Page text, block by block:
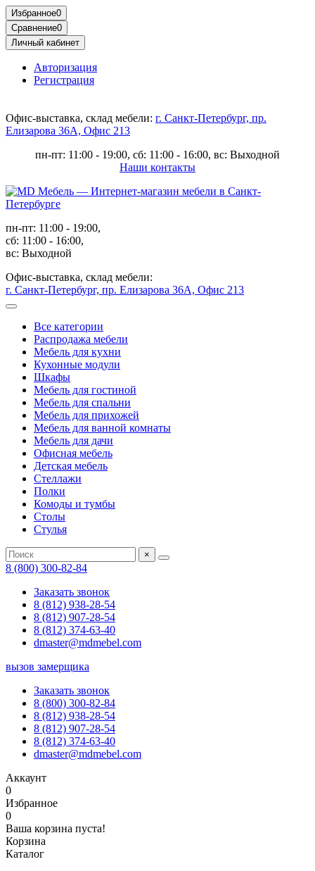
Избранное0
Сравнение0
Личный кабинет
Авторизация
Регистрация
Офис-выставка, склад мебели: г. Санкт-Петербург, пр.
Елизарова 36А, Офис 213
пн-пт: 11:00 - 19:00, сб: 11:00 - 16:00, вс: Выходной
Наши контакты
пн-пт: 11:00 - 19:00,
сб: 11:00 - 16:00,
вс: Выходной
Офис-выставка, склад мебели:
г. Санкт-Петербург, пр. Елизарова 36А, Офис 213
Все категории
Распродажа мебели
Мебель для кухни
Кухонные модули
Шкафы
Мебель для гостиной
Мебель для спальни
Мебель для прихожей
Мебель для ванной комнаты
Мебель для дачи
Офисная мебель
Детская мебель
Стеллажи
Полки
Комоды и тумбы
Столы
Стулья
×
8 (800) 300-82-84
Заказать звонок
8 (812) 938-28-54
8 (812) 907-28-54
8 (812) 374-63-40
dmaster@mdmebel.com
вызов замерщика
Заказать звонок
8 (800) 300-82-84
8 (812) 938-28-54
8 (812) 907-28-54
8 (812) 374-63-40
dmaster@mdmebel.com
Аккаунт
0
Избранное
0
Ваша корзина пуста!
Корзина
Каталог